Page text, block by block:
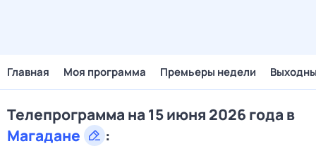
Главная Моя программа Премьеры недели
Телепрограмма на 15 июня 2026 года в
Магадане
: